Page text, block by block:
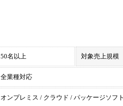
50名以上 対象売上規模
全業種対応
オンプレミス / クラウド / パッケージソフ